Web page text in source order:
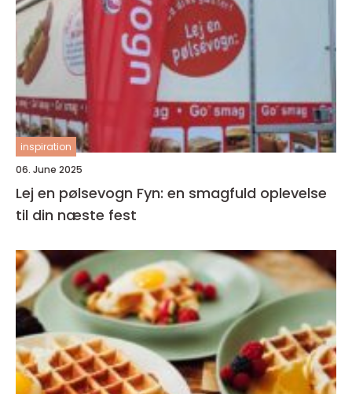
inspiration
06. June 2025
Lej en pølsevogn Fyn: en smagfuld oplevelse
til din næste fest